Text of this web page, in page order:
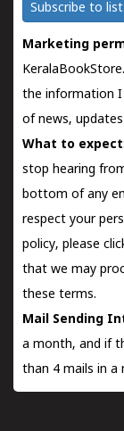
Subscribe to list
Marketing
the information I
of news,
What to expect
stop hearing
bottom of any
respect your
policy, please
that we may
these terms.
Mail Sending
a month, and if
than 4 mails in a